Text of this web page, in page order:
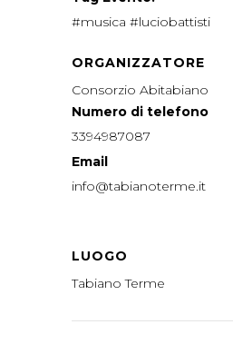
#musica #luciobattisti
ORGANIZZATORE
Consorzio Abitabiano
Numero di telefono
3394987087
Email
info@tabianoterme.it
LUOGO
Tabiano Terme